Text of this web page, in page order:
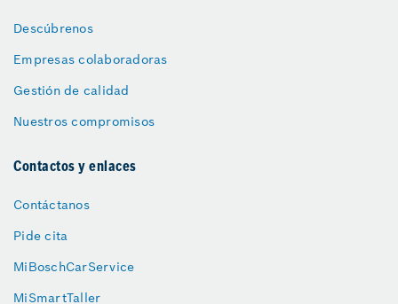
Descúbrenos
Empresas colaboradoras
Gestión de calidad
Nuestros compromisos
Contactos y enlaces
Contáctanos
Pide cita
MiBoschCarService
MiSmartTaller